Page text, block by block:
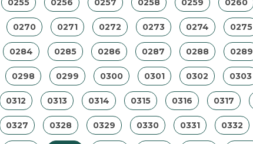
0255 0256 0257 0258 0259 0260
0270 0271 0272 0273 0274 0275
0284 0285 0286 0287 0288 0289
0298 0299 0300 0301 0302 0303
0312 0313 0314 0315 0316 0317
0327 0328 0329 0330 0331 0332